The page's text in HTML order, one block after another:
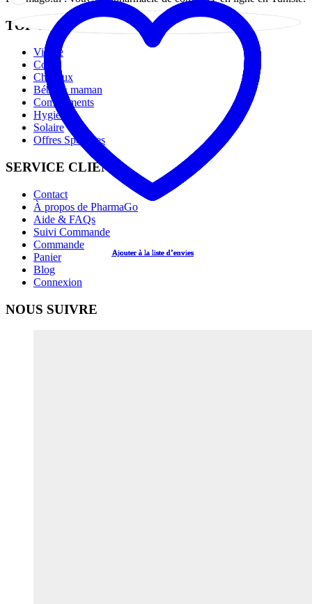
Ajouter à la liste d’envies
Ajouter à la liste d’envies
Ajouter à la liste d’envies
Ajouter à la liste d’envies
Ajouter à la liste d’envies
TOP CATÉGORIES
Visage
Corps
Cheveux
Bébé & maman
Compléments
Hygiène
Solaire
Offres Spéciales
SERVICE CLIENT
Contact
À propos de PharmaGo
Aide & FAQs
Suivi Commande
Commande
Panier
Blog
Connexion
NOUS SUIVRE